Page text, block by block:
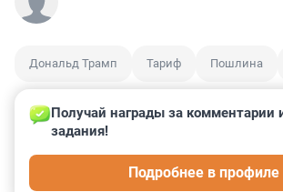
Дональд Трамп Тариф Пошлина
Получай награды за комментарии
задания!
Подробнее в профиле